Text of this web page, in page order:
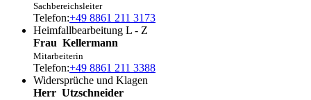
Sachbereichsleiter
Telefon:+49 8861 211 3173
Heimfallbearbeitung L - Z
Frau Kellermann
Mitarbeiterin
Telefon:+49 8861 211 3388
Widersprüche und Klagen
Herr Utzschneider